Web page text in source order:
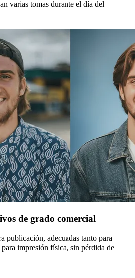
varias tomas durante el día del
de grado comercial
publicación, adecuadas tanto para
impresión física, sin pérdida de